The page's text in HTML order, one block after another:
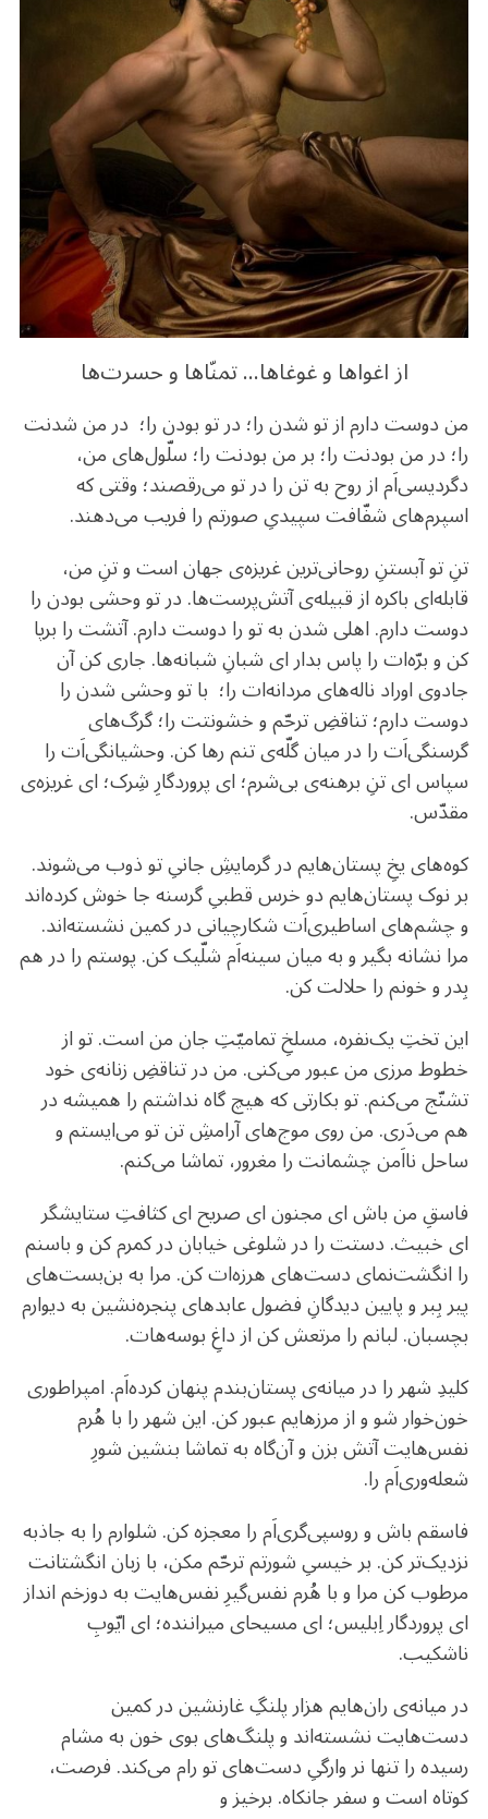
o
k p
از اغواها و غوغاها… تمنّاها و حسرت‌ها
من دوست دارم از تو شدن را؛ در تو بودن را؛ در من شدنت
را؛ در من بودنت را؛ بر من بودنت را؛ سلّول‌های من،
دگردیسی‌‌اَم از روح به تن را در تو می‌رقصند؛ وقتی که
اسپرم‌های شفّافت سپیدیِ صورتم را فریب می‌دهند.
تنِ تو آبستنِ روحانی‌ترین غریزه‌ی جهان است و تنِ من،
قابله‌ای باکره از قبیله‌ی آتش‌پرست‌ها. در تو وحشی بودن را
دوست دارم. اهلی شدن به تو را دوست دارم. آتشت را برپا
کن و برّه‌ات را پاس بدار ای شبانِ شبانه‌ها. جاری کن آن
جادوی اوراد ناله‌های مردانه‌ات را؛ با تو وحشی شدن را
دوست دارم؛ تناقضِ ترحّم و خشونتت را؛ گرگ‌‌های
گرسنگی‌اَت را در میان گلّه‌ی تنم رها کن. وحشیانگی‌اَت را
سپاس ای تنِ برهنه‌ی بی‌شرم؛ ای پروردگارِ شِرک؛ ای غریزه‌ی
مقدّس.
کوه‌های ‌یخِ پستان‌هایم در گرمایشِ جانیِ تو ذوب می‌شوند.
بر نوک پستان‌هایم دو خرس قطبیِ گرسنه جا خوش کرده‌اند
و چشم‌های اساطیری‌اَت شکارچیانی در کمین نشسته‌اند.
مرا نشانه بگیر و به میان سینه‌‌اَم شلّیک کن. پوستم را در هم
بِدر و خونم را حلالت کن.
این تختِ یک‌نفره، مسلخِ تمامیّتِ جان من است. تو از
خطوط مرزی من عبور می‌کنی. من در تناقضِ زنانه‌ی خود
تشنّج می‌کنم. تو بکارتی که هیچ گاه نداشتم را همیشه در
هم می‌دَری. من روی موج‌های آر‌امشِ تن تو می‌ایستم و
ساحل نا‌اَمن چشمانت را مغرور، تماشا می‌کنم. ‌
فاسقِ من باش ای مجنون ای صریح ای کثافتِ ستایشگر
ای خبیث. دستت را در شلوغی خیابان در کمرم کن و باسنم
را انگشت‌نمای دست‌های هرزه‌ات کن. مرا به بن‌بست‌های
پیر بِبر و پایین دیدگانِ فضول عابدهای پنجره‌نشین به دیوارم
بچسبان. لبانم را مرتعش کن از داغِ بوسه‌هات.
کلیدِ شهر را در میانه‌ی پستان‌بندم پنهان کرده‌‌اَم. ‌امپراطوری
خون‌خوار شو و از مرزهایم عبور کن. این شهر را با هُرم
نفس‌هایت آتش بزن و آن‌گاه به تماشا بنشین شورِ
شعله‌وری‌اَم را.
فاسقم باش و روسپی‌گری‌‌اَم را معجزه کن. شلوارم را به جاذبه‌
نزدیک‌تر کن. بر خیسیِ شورتم ترحّم مکن، با زبان انگشتانت
مرطوب کن مرا و با هُرم نفس‌گیرِ نفس‌هایت به دوزخم انداز
ای پروردگار اِبلیس؛ ای مسیحای میراننده؛ ای ایّوبِ
ناشکیب.
در میانه‌ی ران‌هایم هزار پلنگِ غارنشین در کمین
دست‌هایت نشسته‌اند و پلنگ‌های بوی خون به مشام
رسیده را تنها نر وارگیِ دست‌های تو رام می‌کند. فرصت،
کوتاه است و سفر جانکاه. برخیز و